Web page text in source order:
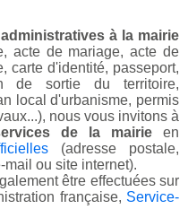
à la mairie
acte de mariage, acte de
carte d'identité, passeport,
de sortie du territoire,
local d'urbanisme, permis
nous vous invitons à
de la mairie en
(adresse postale,
ou site internet).
être effectuées sur
française, Service-